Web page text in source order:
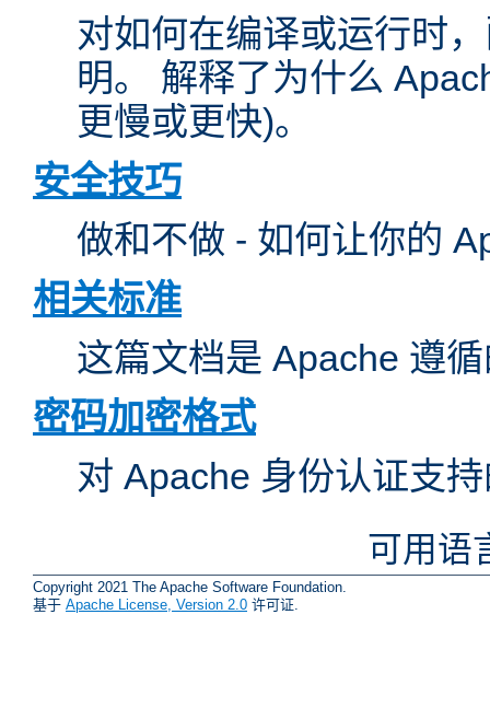
对如何在编译或运行时
明。 解释了为什么
更慢或更快)。
安全技巧
做和不做 - 如何让你的
相关标准
这篇文档是 Apache 遵
密码加密格式
对 Apache 身份认证支
可用语
Copyright 2021 The Apache Software Foundation.
基于 Apache License, Version 2.0 许可证.